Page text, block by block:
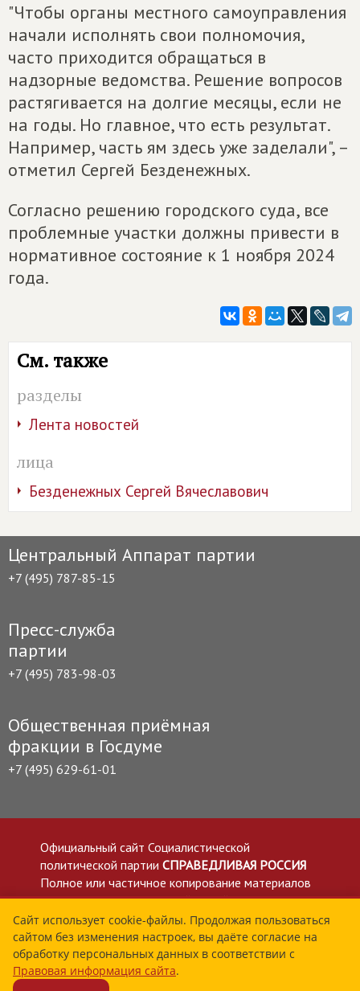
"Чтобы органы местного самоуправления
начали исполнять свои полномочия,
часто приходится обращаться в
надзорные ведомства. Решение вопросов
растягивается на долгие месяцы, если не
на годы. Но главное, что есть результат.
Например, часть ям здесь уже заделали", –
отметил Сергей Безденежных.
Согласно решению городского суда, все
проблемные участки должны привести в
нормативное состояние к 1 ноября 2024
года.
См. также
разделы
Лента новостей
лица
Безденежных Сергей Вячеславович
Центральный Аппарат партии
+7 (495) 787-85-15
Пресс-служба
партии
+7 (495) 783-98-03
Общественная приёмная
фракции в Госдуме
+7 (495) 629-61-01
Официальный сайт Социалистической
политической партии СПРАВЕДЛИВАЯ РОССИЯ
Полное или частичное копирование материалов
приветствуется со ссылкой на сайт spravedlivo.ru
Политика в отношении обработки персональных
данных
Все материалы сайта spravedlivo.ru доступны по
лицензии Creative Commons Attribution 4.0 International
Сайт использует cookie-файлы. Продолжая пользоваться
сайтом без изменения настроек, вы даёте согласие на
обработку персональных данных в соответствии с
Правовая информация сайта.